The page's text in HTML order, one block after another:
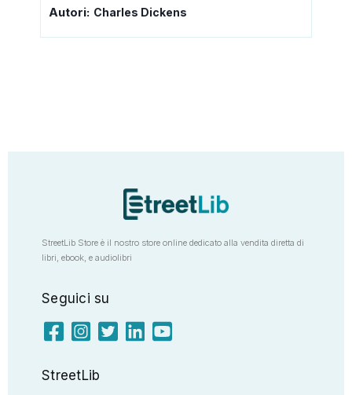
Autori: Charles Dickens
StreetLib Store è il nostro store online dedicato alla vendita diretta di
libri, ebook, e audiolibri
Seguici su
StreetLib